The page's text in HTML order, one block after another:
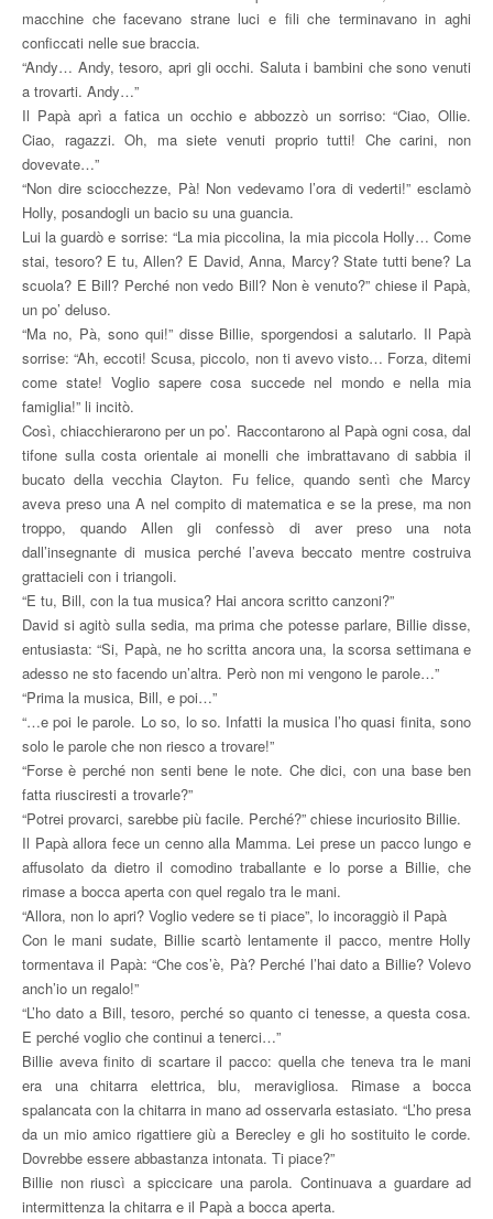
macchine che facevano strane luci e fili che terminavano in aghi
conficcati nelle sue braccia.
“Andy… Andy, tesoro, apri gli occhi. Saluta i bambini che sono venuti
a trovarti. Andy…”
Il Papà aprì a fatica un occhio e abbozzò un sorriso: “Ciao, Ollie.
Ciao, ragazzi. Oh, ma siete venuti proprio tutti! Che carini, non
dovevate…”
“Non dire sciocchezze, Pà! Non vedevamo l’ora di vederti!” esclamò
Holly, posandogli un bacio su una guancia.
Lui la guardò e sorrise: “La mia piccolina, la mia piccola Holly… Come
stai, tesoro? E tu, Allen? E David, Anna, Marcy? State tutti bene? La
scuola? E Bill? Perché non vedo Bill? Non è venuto?” chiese il Papà,
un po’ deluso.
“Ma no, Pà, sono qui!” disse Billie, sporgendosi a salutarlo. Il Papà
sorrise: “Ah, eccoti! Scusa, piccolo, non ti avevo visto… Forza, ditemi
come state! Voglio sapere cosa succede nel mondo e nella mia
famiglia!” li incitò.
Così, chiacchierarono per un po’. Raccontarono al Papà ogni cosa, dal
tifone sulla costa orientale ai monelli che imbrattavano di sabbia il
bucato della vecchia Clayton. Fu felice, quando sentì che Marcy
aveva preso una A nel compito di matematica e se la prese, ma non
troppo, quando Allen gli confessò di aver preso una nota
dall’insegnante di musica perché l’aveva beccato mentre costruiva
grattacieli con i triangoli.
“E tu, Bill, con la tua musica? Hai ancora scritto canzoni?”
David si agitò sulla sedia, ma prima che potesse parlare, Billie disse,
entusiasta: “Si, Papà, ne ho scritta ancora una, la scorsa settimana e
adesso ne sto facendo un’altra. Però non mi vengono le parole…”
“Prima la musica, Bill, e poi…”
“…e poi le parole. Lo so, lo so. Infatti la musica l’ho quasi finita, sono
solo le parole che non riesco a trovare!”
“Forse è perché non senti bene le note. Che dici, con una base ben
fatta riusciresti a trovarle?”
“Potrei provarci, sarebbe più facile. Perché?” chiese incuriosito Billie.
Il Papà allora fece un cenno alla Mamma. Lei prese un pacco lungo e
affusolato da dietro il comodino traballante e lo porse a Billie, che
rimase a bocca aperta con quel regalo tra le mani.
“Allora, non lo apri? Voglio vedere se ti piace”, lo incoraggiò il Papà
Con le mani sudate, Billie scartò lentamente il pacco, mentre Holly
tormentava il Papà: “Che cos’è, Pà? Perché l’hai dato a Billie? Volevo
anch’io un regalo!”
“L’ho dato a Bill, tesoro, perché so quanto ci tenesse, a questa cosa.
E perché voglio che continui a tenerci…”
Billie aveva finito di scartare il pacco: quella che teneva tra le mani
era una chitarra elettrica, blu, meravigliosa. Rimase a bocca
spalancata con la chitarra in mano ad osservarla estasiato. “L’ho presa
da un mio amico rigattiere giù a Berecley e gli ho sostituito le corde.
Dovrebbe essere abbastanza intonata. Ti piace?”
Billie non riuscì a spiccicare una parola. Continuava a guardare ad
intermittenza la chitarra e il Papà a bocca aperta.